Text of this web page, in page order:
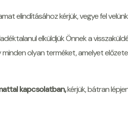
elindításához kérjük, vegye fel
elküldjük Önnek a
olyan terméket, amelyet
kapcsolatban,kérjük, bátran